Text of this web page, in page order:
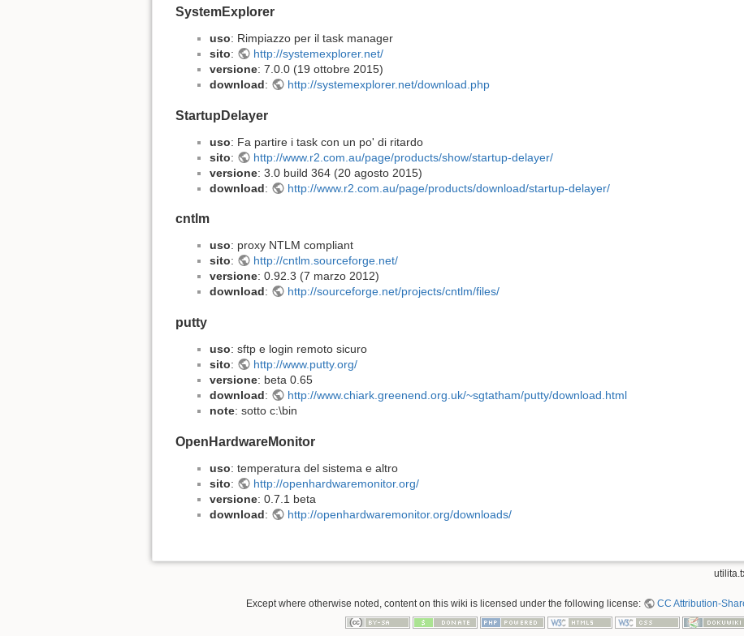
SystemExplorer
uso: Rimpiazzo per il task manager
sito:
http://systemexplorer.net/
versione: 7.0.0 (19 ottobre 2015)
download: http://systemexplorer.net/download.php
StartupDelayer
uso: Fa partire i task con un po' di ritardo
sito:
http://www.r2.com.au/page/products/show/startup-delayer/
versione: 3.0 build 364 (20 agosto 2015)
download: http://www.r2.com.au/page/products/download/startup-delayer/
cntlm
uso: proxy NTLM compliant
sito:
http://cntlm.sourceforge.net/
versione: 0.92.3 (7 marzo 2012)
download: http://sourceforge.net/projects/cntlm/files/
putty
uso: sftp e login remoto sicuro
sito:
http://www.putty.org/
versione: beta 0.65
download:
http://www.chiark.greenend.org.uk/~sgtatham/putty/download.html
note: sotto c:\bin
OpenHardwareMonitor
uso: temperatura del sistema e altro
sito:
http://openhardwaremonitor.org/
versione: 0.7.1 beta
download: http://openhardwaremonitor.org/downloads/
Except where otherwise noted, content on this wiki is licensed under the following license: CC Attribution-